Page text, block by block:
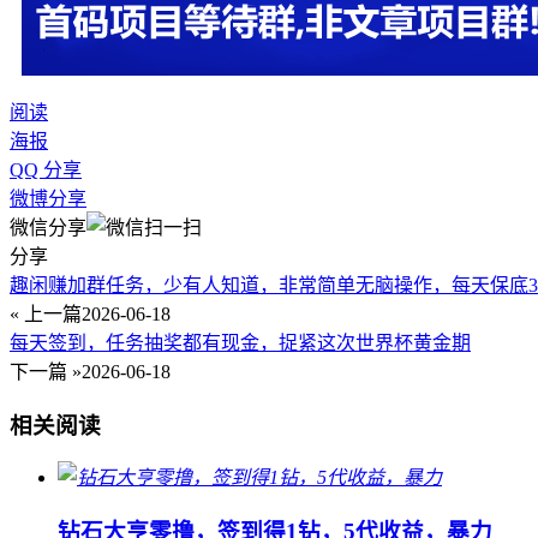
阅读
海报
QQ 分享
微博分享
微信分享
分享
趣闲赚加群任务，少有人知道，非常简单无脑操作，每天保底
« 上一篇2026-06-18
每天签到，任务抽奖都有现金，捉紧这次世界杯黄金期
下一篇 »2026-06-18
相关阅读
钻石大亨零撸，签到得1钻，5代收益，暴力